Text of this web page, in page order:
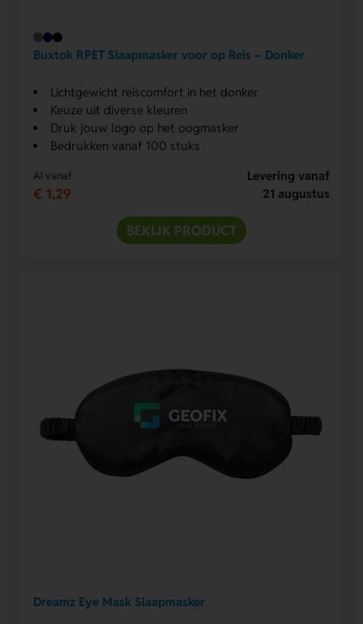
Buxtok RPET Slaapmasker voor op Reis – Donker
Lichtgewicht reiscomfort in het donker
Keuze uit diverse kleuren
Druk jouw logo op het oogmasker
Bedrukken vanaf 100 stuks
Al vanaf
€ 1,29
Levering vanaf
21 augustus
BEKIJK PRODUCT
Dreamz Eye Mask Slaapmasker